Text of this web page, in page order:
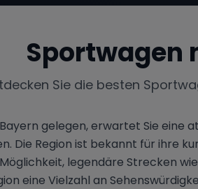
Sportwagen
Sie die besten
gelegen, erwartet Sie eine
Die Region ist bekannt für ihre
legendäre Strecken
eine Vielzahl an